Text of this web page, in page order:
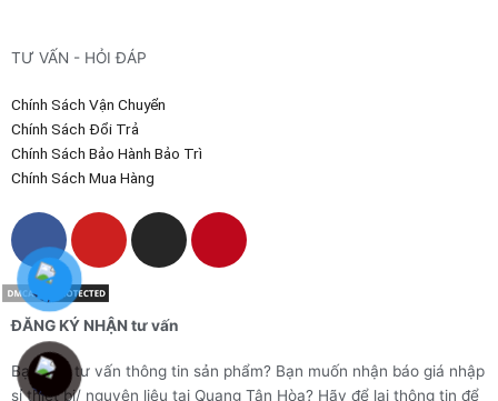
TƯ VẤN - HỎI ĐÁP
Chính Sách Vận Chuyển
Chính Sách Đổi Trả
Chính Sách Bảo Hành Bảo Trì
Chính Sách Mua Hàng
F
a
c
e
b
o
o
Y
u
t
u
b
e
I
a
g
r
P
r
e
ĐĂNG KÝ NHẬN tư vấn
Bạn cần tư vấn thông tin sản phẩm? Bạn muốn nhận báo giá nhập
sỉ thiết bị/ nguyên liệu tại Quang Tân Hòa? Hãy để lại thông tin để